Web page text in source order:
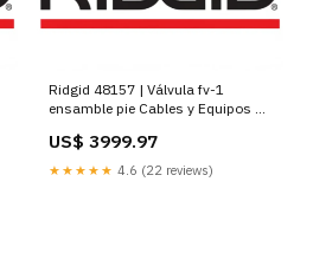
Ridgid 48157 | Válvula fv-1
ensamble pie Cables y Equipos de
US$ 3999.97
★★★★★ 4.6 (22 reviews)